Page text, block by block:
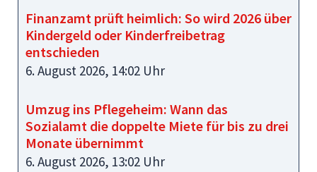
Finanzamt prüft heimlich: So wird 2026 über
Kindergeld oder Kinderfreibetrag
entschieden
6. August 2026, 14:02 Uhr
Umzug ins Pflegeheim: Wann das
Sozialamt die doppelte Miete für bis zu drei
Monate übernimmt
6. August 2026, 13:02 Uhr